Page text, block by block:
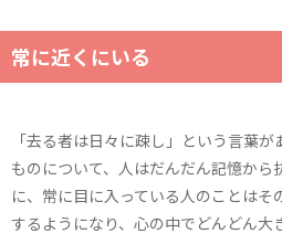
常に近くにいる
「去る者は日々に疎し」という言葉
ものについて、人はだんだん記憶から
に、常に目に入っている人のことは
するようになり、心の中でどんどん大